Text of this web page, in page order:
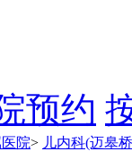
预约
院> 儿内科(迈皋